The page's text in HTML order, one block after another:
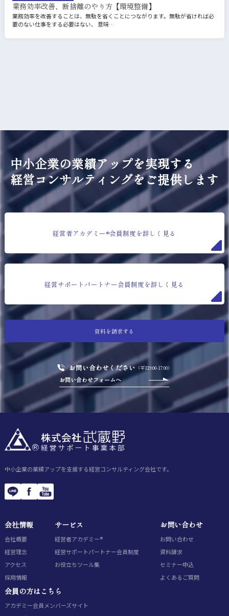
業務効率改善、断捨離のやり方【環境整備】
業務効率を改善することは、無駄を省くことにつながります。無駄が省ければ必
要のない仕事をする必要はない、 意味…
中小企業の業績アップを実現する
経営コンサルティングをご提供します
資料を請求する
お問い合わせください （平日9:00-17:00）
お問い合わせフォームへ
経営者アカデミー®会員制度を詳しく見る
経営サポートパートナー会員制度を詳しく見る
中小企業の業績アップを支援する経営コンサルティング会社です。
会社情報
会社概要
経営理念
アクセス
採用情報
サービス
経営者アカデミー®
経営サポートパートナー会員制度
お役立ちツール集
お問い合わせ
お問い合わせ
資料請求
セミナー申込
よくあるご質問
会員の方はこちら
アカデミー会員 メンバーズサイト